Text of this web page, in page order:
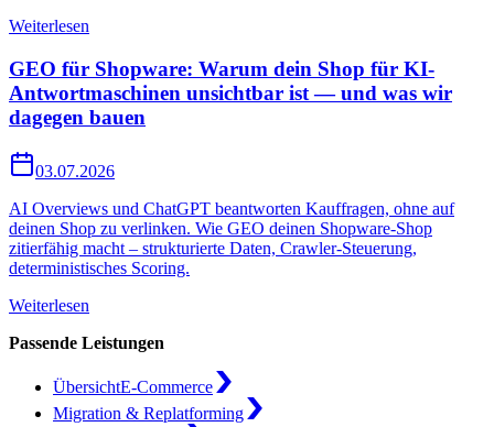
Weiterlesen
GEO für Shopware: Warum dein Shop für KI-
Antwortmaschinen unsichtbar ist — und was wir
dagegen bauen
03.07.2026
AI Overviews und ChatGPT beantworten Kauffragen, ohne auf
deinen Shop zu verlinken. Wie GEO deinen Shopware-Shop
zitierfähig macht – strukturierte Daten, Crawler-Steuerung,
deterministisches Scoring.
Weiterlesen
Passende Leistungen
ÜbersichtE-Commerce
Migration & Replatforming